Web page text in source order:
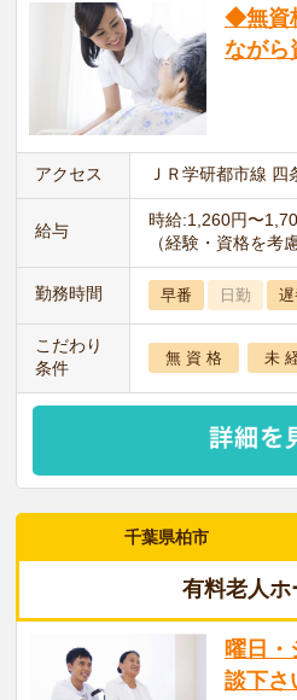
◆無資
ながら
アクセス ＪＲ学研都市線
給与
時給:1,260円〜
（経験・資格を考
勤務時間 早番 日勤
こだわり
条件
無 資 格 未
千葉県柏市
有料老人ホ
曜日・
談下さ